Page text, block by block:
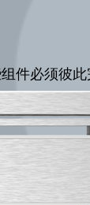
件必须彼此